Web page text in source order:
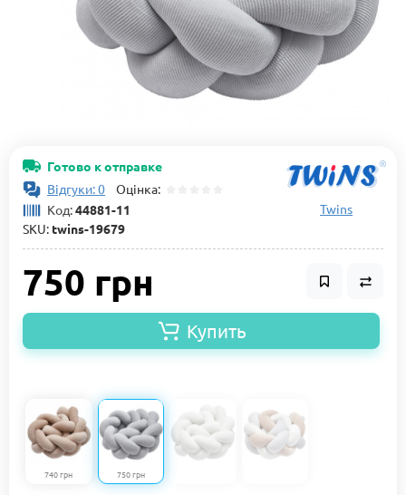
Готово к отправке
Відгуки: 0 Оцінка:
Код:44881-11
SKU: twins-19679
Twins
750 грн
Купить
740 грн 750 грн